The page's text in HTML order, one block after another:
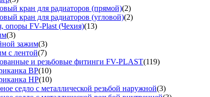
кран для радиаторов (прямой)(2)
кран для радиаторов (угловой)(2)
опоры FV-Plast (Чехия)(13)
(3)
зажим(3)
с лентой(7)
и резьбовые фитинги FV-PLAST(119)
ВР(10)
НР(10)
седло с металлической резьбой наружной(3)